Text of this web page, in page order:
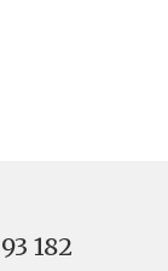
182